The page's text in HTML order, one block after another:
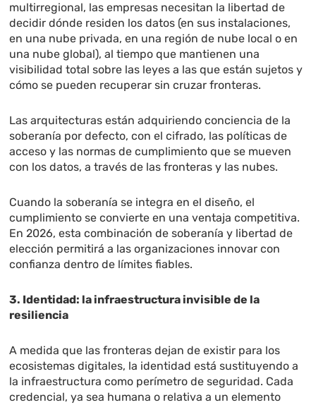
multirregional, las empresas necesitan la libertad de
decidir dónde residen los datos (en sus instalaciones,
en una nube privada, en una región de nube local o en
una nube global), al tiempo que mantienen una
visibilidad total sobre las leyes a las que están sujetos y
cómo se pueden recuperar sin cruzar fronteras.
Las arquitecturas están adquiriendo conciencia de la
soberanía por defecto, con el cifrado, las políticas de
acceso y las normas de cumplimiento que se mueven
con los datos, a través de las fronteras y las nubes.
Cuando la soberanía se integra en el diseño, el
cumplimiento se convierte en una ventaja competitiva.
En 2026, esta combinación de soberanía y libertad de
elección permitirá a las organizaciones innovar con
confianza dentro de límites fiables.
3. Identidad: la infraestructura invisible de la
resiliencia
A medida que las fronteras dejan de existir para los
ecosistemas digitales, la identidad está sustituyendo a
la infraestructura como perímetro de seguridad. Cada
credencial, ya sea humana o relativa a un elemento